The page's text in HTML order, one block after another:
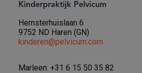
Kinderpraktijk Pelvicum
Hemsterhuislaan 6
9752 ND Haren (GN)
kinderen@pelvicum.com
Marleen: +31 6 15 50 35 82